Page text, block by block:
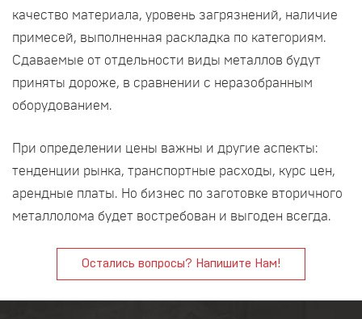
качество материала, уровень загрязнений, наличие
примесей, выполненная раскладка по категориям.
Сдаваемые от отдельности виды металлов будут
приняты дороже, в сравнении с неразобранным
оборудованием.
При определении цены важны и другие аспекты:
тенденции рынка, транспортные расходы, курс цен,
арендные платы. Но бизнес по заготовке вторичного
металлолома будет востребован и выгоден всегда.
Остались вопросы? Напишите Нам!